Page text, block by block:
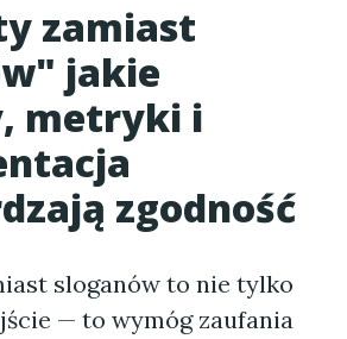
zamiast
jakie
metryki i
zgodność
sloganów to nie tylko
— to wymóg zaufania